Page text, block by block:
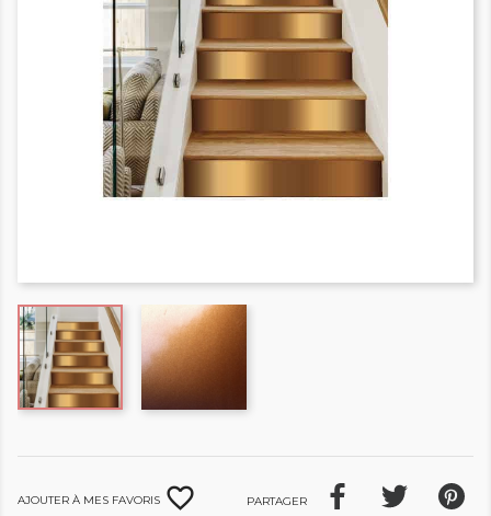
Ajouter à mes favoris favorite_border Partager